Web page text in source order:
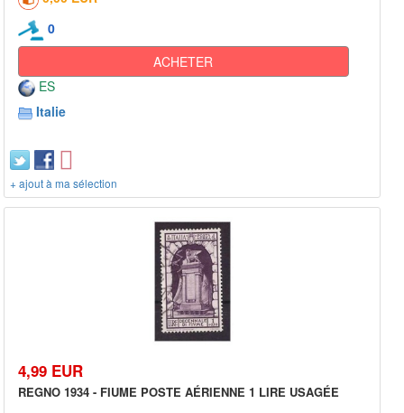
0
ACHETER
ES
Italie
+ ajout à ma sélection
4,99 EUR
REGNO 1934 - FIUME POSTE AÉRIENNE 1 LIRE USAGÉE